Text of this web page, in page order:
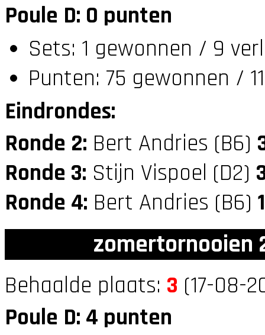
Poule D: 0 punten
Sets: 1 gewonnen / 9
Punten: 75 gewonnen /
Eindrondes:
Ronde 2: Bert Andries (B6)
Ronde 3: Stijn Vispoel (D2)
Ronde 4: Bert Andries (B6) 1
zomertornooien
Behaalde plaats: 3 (17-08-
Poule D: 4 punten